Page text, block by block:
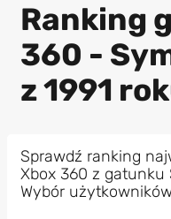
Ranking
360 -
z 1991
Sprawdź ranking
Xbox 360 z gatunku
Wybór